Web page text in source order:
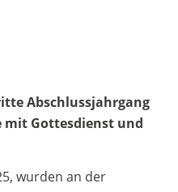
Abschlussjahrgang
mit Gottesdienst und
wurden an der